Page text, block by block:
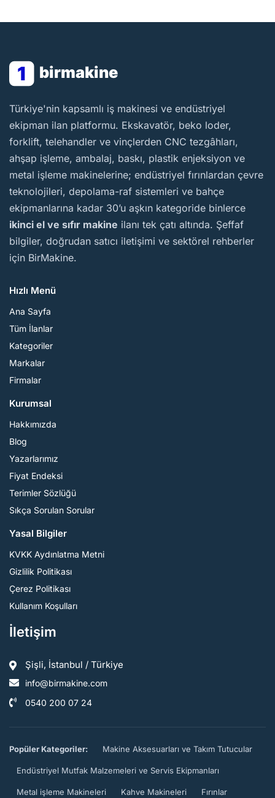
1 birmakine
BirMakine
Türkiye'nin kapsamlı iş makinesi ve endüstriyel
ekipman ilan platformu. Ekskavatör, beko loder,
forklift, telehandler ve vinçlerden CNC tezgâhları,
ahşap işleme, ambalaj, baskı, plastik enjeksiyon ve
metal işleme makinelerine; endüstriyel fırınlardan çevre
teknolojileri, depolama-raf sistemleri ve bahçe
ekipmanlarına kadar 30’u aşkın kategoride binlerce
ikinci el ve sıfır makine ilanı tek çatı altında. Şeffaf
bilgiler, doğrudan satıcı iletişimi ve sektörel rehberler
için BirMakine.
Hızlı Menü
Ana Sayfa
Tüm İlanlar
Kategoriler
Markalar
Firmalar
Kurumsal
Hakkımızda
Blog
Yazarlarımız
Fiyat Endeksi
Terimler Sözlüğü
Sıkça Sorulan Sorular
Yasal Bilgiler
KVKK Aydınlatma Metni
Gizlilik Politikası
Çerez Politikası
Kullanım Koşulları
İletişim
Şişli, İstanbul / Türkiye
info@birmakine.com
0540 200 07 24
Popüler Kategoriler: Makine Aksesuarları ve Takım Tutucular
Endüstriyel Mutfak Malzemeleri ve Servis Ekipmanları
Metal işleme Makineleri Kahve Makineleri Fırınlar